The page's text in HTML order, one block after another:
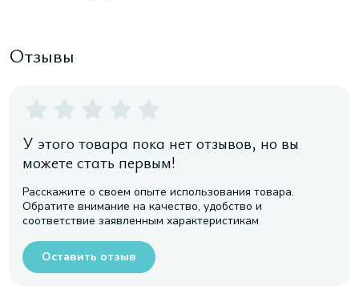
Отзывы
У этого товара пока нет отзывов, но вы
можете стать первым!
Расскажите о своем опыте использования товара.
Обратите внимание на качество, удобство и
соответствие заявленным характеристикам
Оставить отзыв